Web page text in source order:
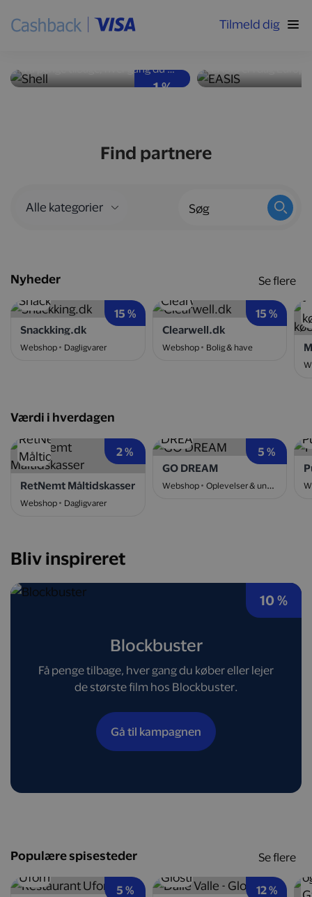
Tilmeld dig
1 %
Høj ydeevne og god
Få penge tilbage, hver gang du tanker bilen op hos Shell-stationer landet over.
Nyd velsmag
Find partnere
Nyheder
15 %
Snackking.dk
Webshop Dagligvarer
15 %
Clearwell.dk
Webshop
Bolig & have
Se flere
Værdi i hverdagen
2 %
RetNemt Måltidskasser
Webshop Dagligvarer
5 %
GO DREAM
Webshop Oplevelser & underholdning
Bliv inspireret
10 %
Blockbuster
Få penge tilbage, hver gang du køber eller lejer
de største film hos Blockbuster.
Gå til kampagnen
Populære spisesteder
5 % 12 %
Se flere